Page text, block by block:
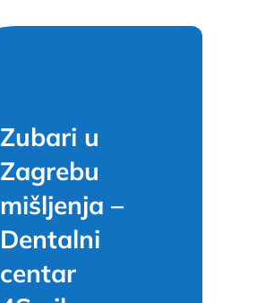
Zubari u
Zagrebu
mišljenja –
Dentalni
centar